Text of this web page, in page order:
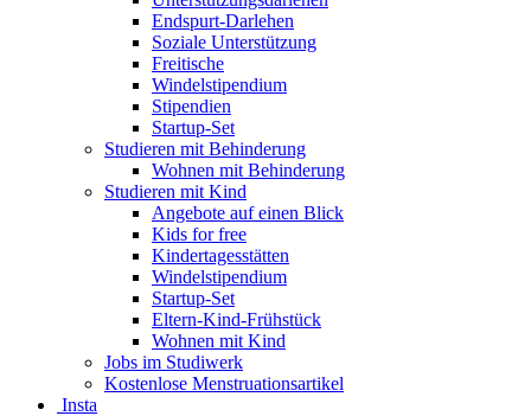
Endspurt-Darlehen
Soziale Unterstützung
Freitische
Windelstipendium
Stipendien
Startup-Set
Studieren mit Behinderung
Wohnen mit Behinderung
Studieren mit Kind
Angebote auf einen Blick
Kids for free
Kindertagesstätten
Windelstipendium
Startup-Set
Eltern-Kind-Frühstück
Wohnen mit Kind
Jobs im Studiwerk
Kostenlose Menstruationsartikel
Insta